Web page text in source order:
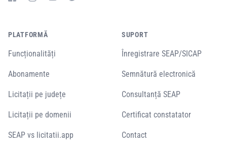
PLATFORMĂ
Funcționalități
Abonamente
Licitații pe județe
Licitații pe domenii
SEAP vs licitatii.app
SUPORT
Înregistrare SEAP/SICAP
Semnătură electronică
Consultanță SEAP
Certificat constatator
Contact